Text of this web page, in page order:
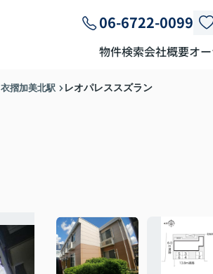
06-6722-0099
物件検索会社概要オ
衣摺加美北駅 レオパレススズラン